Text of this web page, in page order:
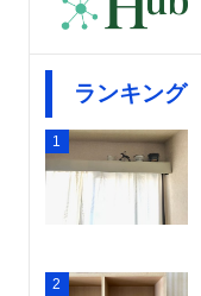
ランキング
1
2